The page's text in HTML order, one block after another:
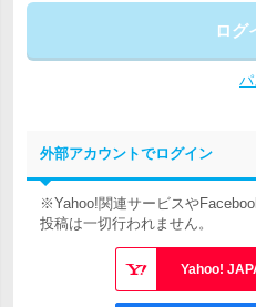
ログ
外部アカウントでログイン
※Yahoo!関連サービスや
投稿は一切行われません。
Yahoo!